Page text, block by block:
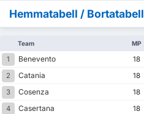
Hemmatabell / Bortatabell
Team MP
1 Benevento 18
2
Catania 18
3
Cosenza 18
4
Casertana 18